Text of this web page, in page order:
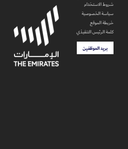
شروط الاستخدام
سياسة الخصوصية
خريطة الموقع
كلمة الرئيس التنفيذي
بريد الموظفين